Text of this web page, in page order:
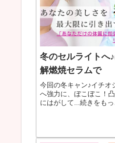
冬のセルライトへ
解燃焼セラムで
今回の冬キャン♪イチオ
へ強力に、ぼこぼこ！
にはがして...続きをもっ